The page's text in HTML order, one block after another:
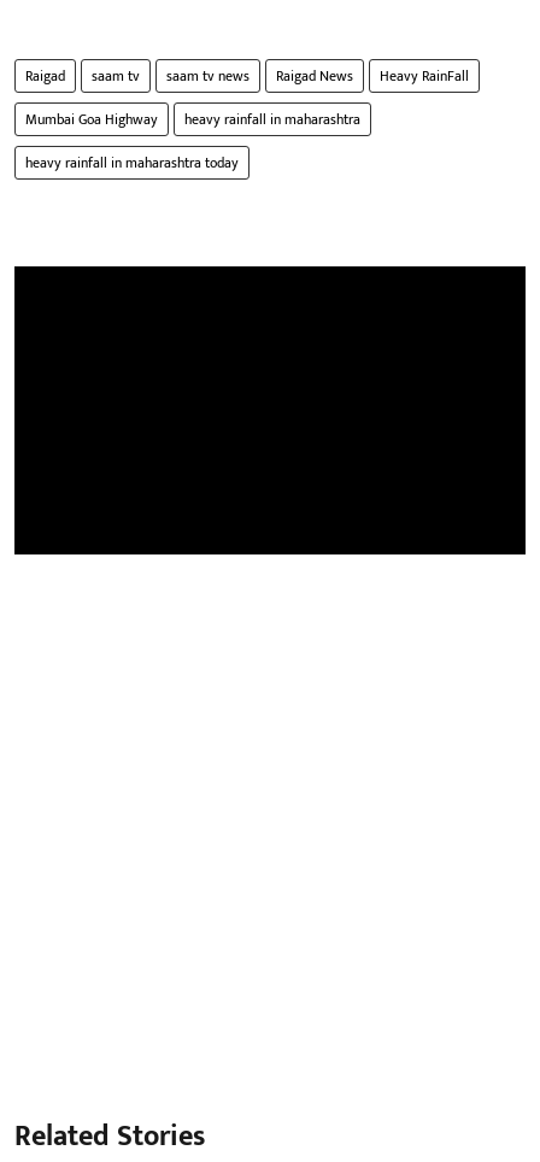
Raigad saam tv saam tv news Raigad News
Heavy RainFall
Mumbai Goa Highway
heavy rainfall in maharashtra
heavy rainfall in maharashtra today
Related Stories